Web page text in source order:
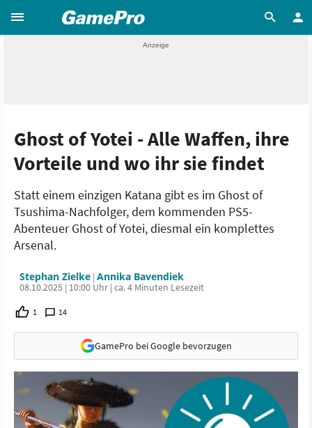
Ghost of Yotei - Alle Waffen, ihre
Vorteile und wo ihr sie findet
Statt einem einzigen Katana gibt es im Ghost of
Tsushima-Nachfolger, dem kommenden PS5-
Abenteuer Ghost of Yotei, diesmal ein komplettes
Arsenal.
Stephan Zielke | Annika Bavendiek
08.10.2025 | 10:00 Uhr | ca. 4 Minuten Lesezeit
1 14
GamePro bei Google bevorzugen